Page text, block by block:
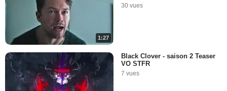
1:27
30 vues
Black Clover - saison 2 Teaser
VO STFR
7 vues